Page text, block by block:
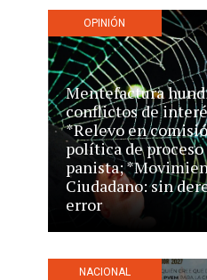
OPINIÓN
Mentefactura
conflictos de
*Relevo en
política de proceso
panista;
Ciudadano: sin
error
NACIONAL